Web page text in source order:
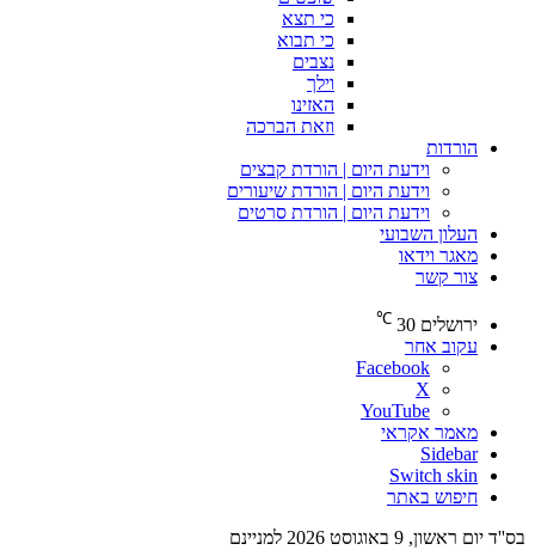
כי תצא
כי תבוא
נצבים
וילך
האזינו
וזאת הברכה
הורדות
וידעת היום | הורדת קבצים
וידעת היום | הורדת שיעורים
וידעת היום | הורדת סרטים
העלון השבועי
מאגר וידאו
צור קשר
ירושלים 30
℃
עקוב אחר
Facebook
X
YouTube
מאמר אקראי
Sidebar
Switch skin
חיפוש באתר
בס''ד יום ראשון, 9 באוגוסט 2026 למניינם